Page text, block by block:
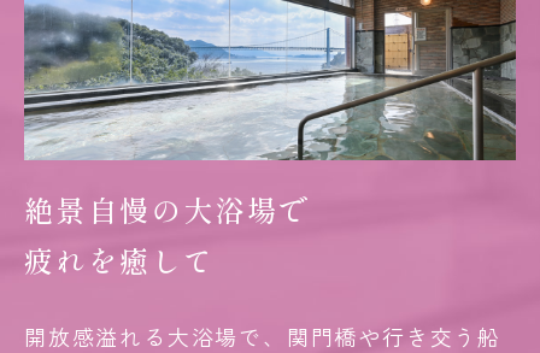
絶景自慢の大浴場で
疲れを癒して
開放感溢れる大浴場で、関門橋や行き交う船